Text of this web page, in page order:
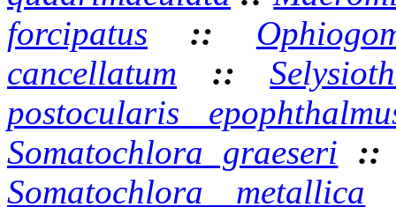
forcipatus ::
cancellatum ::
postocularis
Somatochlora graeseri
Somatochlora metallica